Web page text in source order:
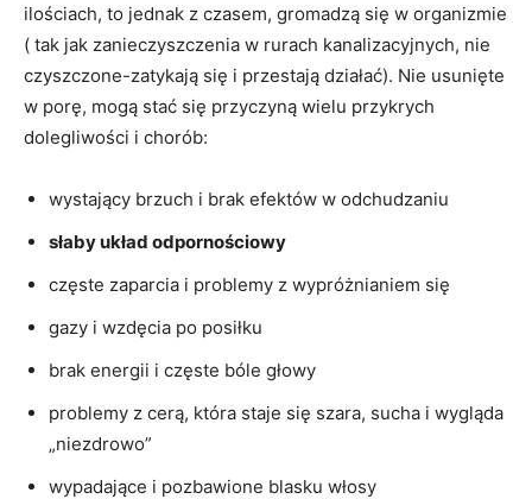
ilościach, to jednak z czasem, gromadzą się w organizmie
( tak jak zanieczyszczenia w rurach kanalizacyjnych, nie
czyszczone-zatykają się i przestają działać). Nie usunięte
w porę, mogą stać się przyczyną wielu przykrych
dolegliwości i chorób:
wystający brzuch i brak efektów w odchudzaniu
słaby układ odpornościowy
częste zaparcia i problemy z wypróżnianiem się
gazy i wzdęcia po posiłku
brak energii i częste bóle głowy
problemy z cerą, która staje się szara, sucha i wygląda
„niezdrowo”
wypadające i pozbawione blasku włosy